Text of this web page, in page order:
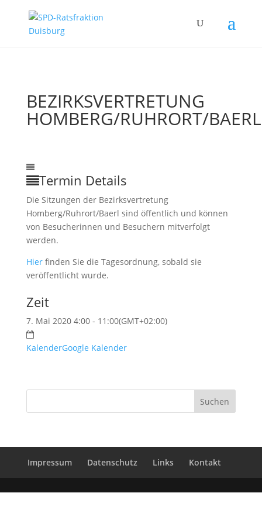
BEZIRKSVERTRETUNG
HOMBERG/RUHRORT/BAERL
Termin Details
Die Sitzungen der Bezirksvertretung
Homberg/Ruhrort/Baerl sind öffentlich und können
von Besucherinnen und Besuchern mitverfolgt
werden.
Hierfinden Sie die Tagesordnung, sobald sie
veröffentlicht wurde.
Zeit
7. Mai 2020 4:00 - 11:00(GMT+02:00)
KalenderGoogle Kalender
Impressum Datenschutz Links Kontakt